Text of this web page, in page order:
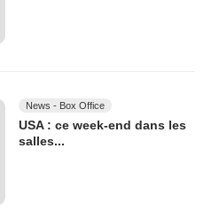
News - Box Office
USA : ce week-end dans les
salles...